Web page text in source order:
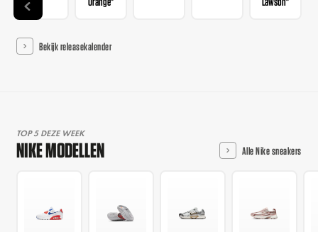
Bekijk releasekalender
TOP 5 DEZE WEEK
NIKE MODELLEN Alle Nike sneakers